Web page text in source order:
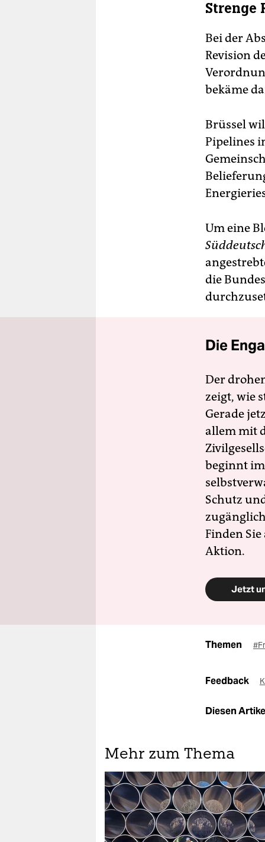
Strenge
Bei der
Revision
bekäme
Brüssel
Pipelines
Um eine
die
Die
Der
zeigt, wie
Gerade
allem mit
beginnt
Schutz
Finden
Aktion.
Jetzt
Themen
Feedback
Diesen
Mehr zum Thema